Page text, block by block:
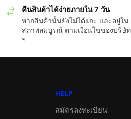
คืนสินค้าได้ง่ายภายใน 7 วัน
หากสินค้านั้นยังไม่ได้แกะ และอยู่ใน
สภาพสมบูรณ์ ตามเงือนไขของบริษัท
ฯ
HELP
สมัครลงทะเบียน